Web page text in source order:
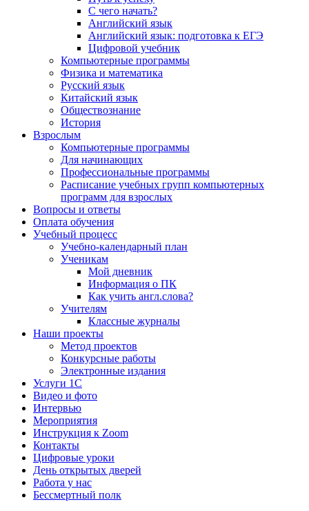
С чего начать?
Английский язык
Английский язык: подготовка к ЕГЭ
Цифровой учебник
Компьютерные программы
Физика и математика
Русский язык
Китайский язык
Обществознание
История
Взрослым
Компьютерные программы
Для начинающих
Профессиональные программы
Расписание учебных групп компьютерных
программ для взрослых
Вопросы и ответы
Оплата обучения
Учебный процесс
Учебно-календарный план
Ученикам
Мой дневник
Информация о ПК
Как учить англ.слова?
Учителям
Классные журналы
Наши проекты
Метод проектов
Конкурсные работы
Электронные издания
Услуги 1C
Видео и фото
Интервью
Мероприятия
Инструкция к Zoom
Контакты
Цифровые уроки
День открытых дверей
Работа у нас
Бессмертный полк